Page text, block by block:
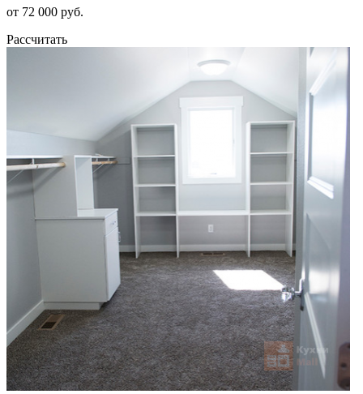
от 72 000 руб.
Рассчитать